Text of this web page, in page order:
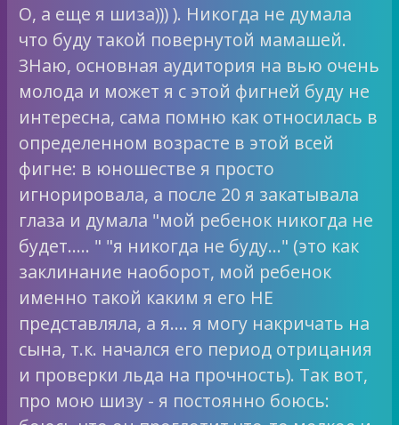
О, а еще я шиза))) ). Никогда не думала
что буду такой повернутой мамашей.
ЗНаю, основная аудитория на вью очень
молода и может я с этой фигней буду не
интересна, сама помню как относилась в
определенном возрасте в этой всей
фигне: в юношестве я просто
игнорировала, а после 20 я закатывала
глаза и думала "мой ребенок никогда не
будет….. " "я никогда не буду…" (это как
заклинание наоборот, мой ребенок
именно такой каким я его НЕ
представляла, а я…. я могу накричать на
сына, т.к. начался его период отрицания
и проверки льда на прочность). Так вот,
про мою шизу - я постоянно боюсь: